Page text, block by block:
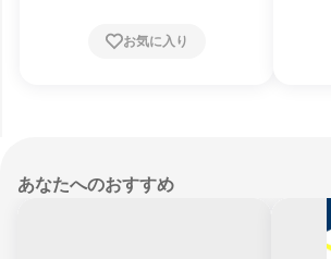
12月31日締切
お気に入り
あなたへのおすすめ